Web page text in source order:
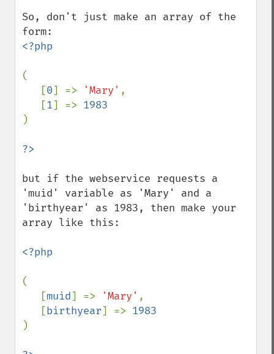
So, don't just make an array of the
<?php
(
   [
0] => 'Mary' ,
   [
1] =>
)
but if the webservice requests a
'muid' variable as 'Mary' and a
'birthyear' as 1983, then make your
array like this:
<?php
(
   [
muid] => 'Mary' ,
   [
birthyear] =>
)